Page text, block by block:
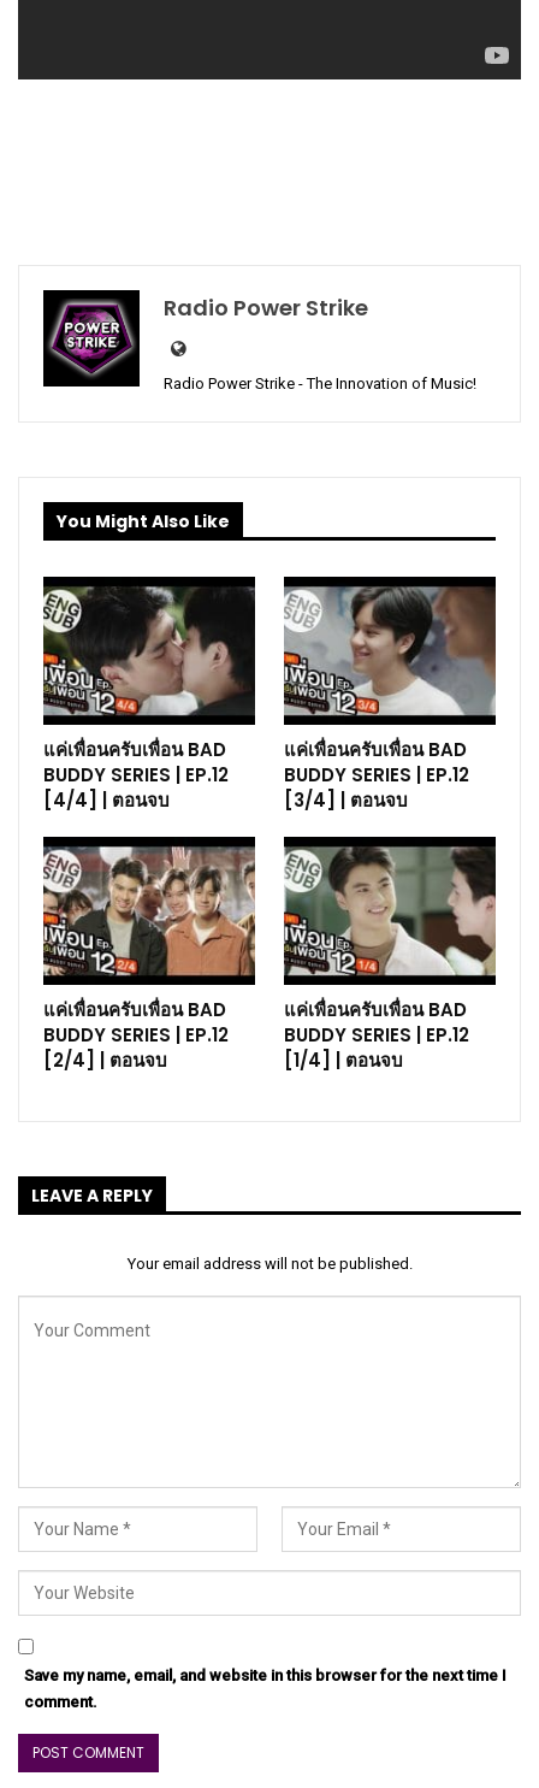
Radio Power Strike
Radio Power Strike - The Innovation of Music!
You Might Also Like
แค่เพื่อนครับเพื่อน BAD
BUDDY SERIES | EP.12
[4/4] | ตอนจบ
แค่เพื่อนครับเพื่อน BAD
BUDDY SERIES | EP.12
[3/4] | ตอนจบ
แค่เพื่อนครับเพื่อน BAD
BUDDY SERIES | EP.12
[2/4] | ตอนจบ
แค่เพื่อนครับเพื่อน BAD
BUDDY SERIES | EP.12
[1/4] | ตอนจบ
LEAVE A REPLY
Your email address will not be published.
Save my name, email, and website in this browser for the next time I
comment.